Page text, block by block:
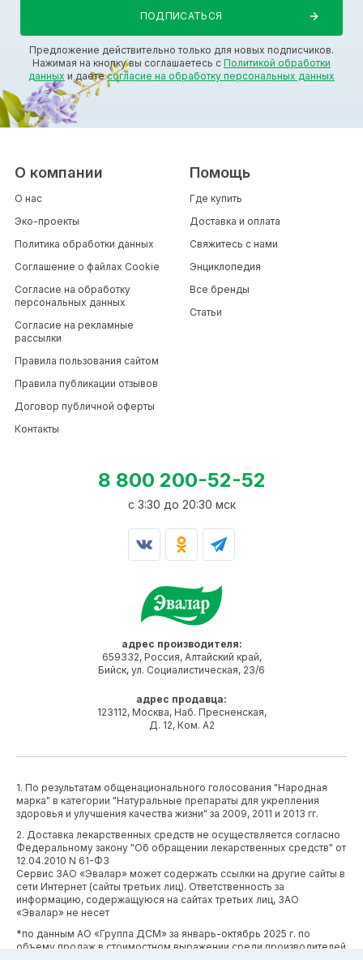
Предложение действительно только для новых подписчиков.
Нажимая на кнопку вы соглашаетесь с Политикой обработки
данных и даетесогласие на обработку персональных данных
адрес производителя:
659332, Россия, Алтайский край,
Бийск, ул. Социалистическая, 23/6
адрес продавца:
123112, Москва, Наб. Пресненская,
Д. 12, Ком. А2
О компании
О нас
Эко-проекты
Политика обработки данных
Соглашение о файлах Cookie
Согласие на обработку
персональных данных
Согласие на рекламные
рассылки
Правила пользования сайтом
Правила публикации отзывов
Договор публичной оферты
Контакты
Помощь
Где купить
Доставка и оплата
Свяжитесь с нами
Энциклопедия
Все бренды
Статьи
8 800 200-52-52
c 3:30 до 20:30 мск
1. По результатам общенационального голосования "Народная
марка" в категории "Натуральные препараты для укрепления
здоровья и улучшения качества жизни" за 2009, 2011 и 2013 гг.
2. Доставка лекарственных средств не осуществляется согласно
Федеральному закону "Об обращении лекарственных средств" от
12.04.2010 N 61-ФЗ
Сервис ЗАО «Эвалар» может содержать ссылки на другие сайты в
сети Интернет (сайты третьих лиц). Ответственность за
информацию, содержащуюся на сайтах третьих лиц, ЗАО
«Эвалар» не несет
*по данным АО «Группа ДСМ» за январь-октябрь 2025 г. по
объему продаж в стоимостном выражении среди производителей